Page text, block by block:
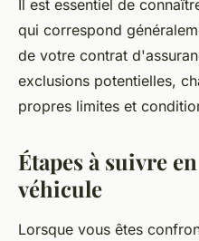
Il est essentiel de
qui correspond
de votre contrat
exclusions potentielles,
propres limites et
Étapes à suivre
véhicule
Lorsque vous êtes